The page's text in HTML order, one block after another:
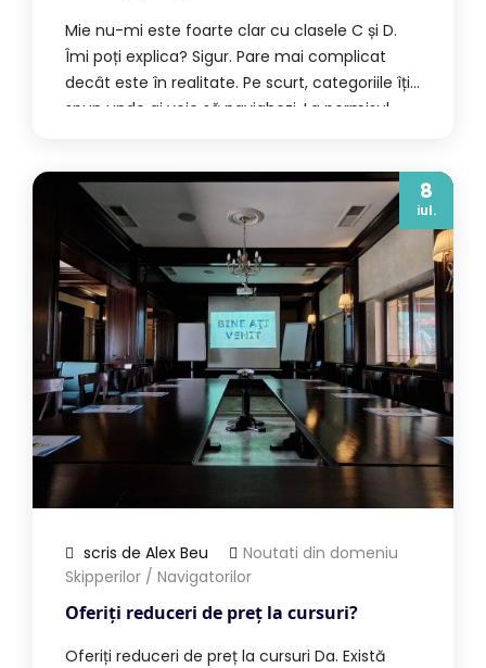
Mie nu-mi este foarte clar cu clasele C și D.
Îmi poți explica? Sigur. Pare mai complicat
decât este în realitate. Pe scurt, categoriile îți
spun unde ai voie să navighezi. La permisul
ambarcațiune de agrement, categoria
limitează zona de navigație. Adică întrebarea
8
iul.
scris de Alex Beu
Noutati din domeniu
Skipperilor / Navigatorilor
Oferiți reduceri de preț la cursuri?
Oferiți reduceri de preț la cursuri Da. Există